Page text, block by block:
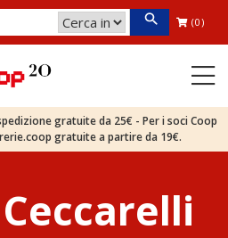
(0)
gratuite da 25€ - Per i soci Coop
gratuite a partire da 19€.